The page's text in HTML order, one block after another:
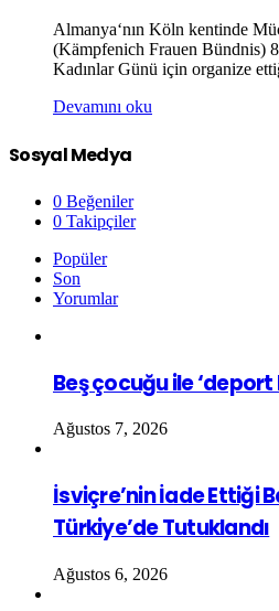
Almanya‘nın Köln kentinde
(Kämpfenich Frauen Bündnis)
Kadınlar Günü için organize
Devamını oku
Sosyal Medya
0 Beğeniler
0 Takipçiler
Popüler
Son
Yorumlar
Beş çocuğu ile ‘deport
Ağustos 7, 2026
İsviçre’nin İade Ettiği
Türkiye’de Tutuklandı
Ağustos 6, 2026